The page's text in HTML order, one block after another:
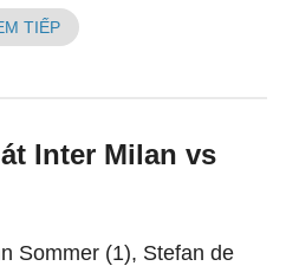
TIẾP
Inter Milan vs
Sommer (1), Stefan de